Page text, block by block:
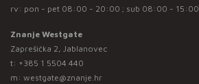
rv: pon - pet 08:00 - 20:00 ; sub 08:00 - 15:00
Znanje Westgate
Zaprešićka 2, Jablanovec
t: +385 1 5504 440
m: westgate@znanje.hr